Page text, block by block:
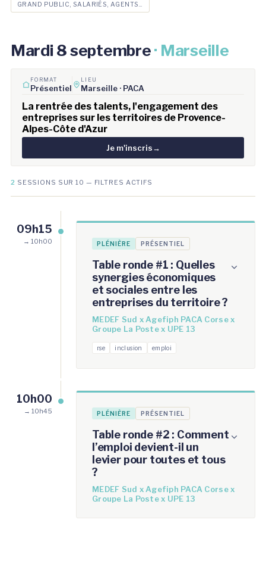
GRAND PUBLIC, SALARIÉS, AGENTS...
Mardi 8 septembre· Marseille
FORMAT
Présentiel
LIEU
Marseille · PACA
La rentrée des talents, l'engagement des
entreprises sur les territoires de Provence-
Alpes-Côte d'Azur
Je m'inscris→
2 SESSIONS SUR 10 — FILTRES ACTIFS
09h15
→ 10h00 PLÉNIÈRE PRÉSENTIEL
Table ronde #1 : Quelles
synergies économiques
et sociales entre les
entreprises du territoire ?
MEDEF Sud x Agefiph PACA Corse x
Groupe La Poste x UPE 13
rse inclusion emploi
10h00
→ 10h45 PLÉNIÈRE PRÉSENTIEL
Table ronde #2 : Comment
l’emploi devient-il un
levier pour toutes et tous
?
MEDEF Sud x Agefiph PACA Corse x
Groupe La Poste x UPE 13